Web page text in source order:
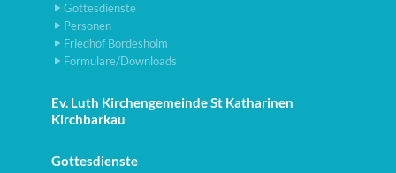
Gottesdienste
Personen
Friedhof Bordesholm
Formulare/Downloads
Ev. Luth Kirchengemeinde St Katharinen
Kirchbarkau
Gottesdienste